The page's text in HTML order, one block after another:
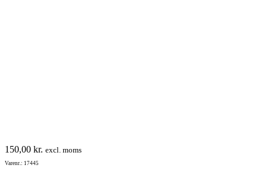
150,00 kr. excl. moms
Varenr.: 17445